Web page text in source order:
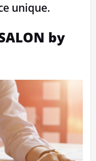
unique.
by